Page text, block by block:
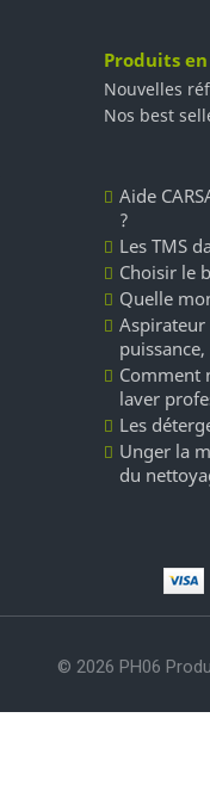
Produits
Nouvelles
Nos best
Aide
?
Les TMS
Choisir le
Quelle
Aspirateur
Comment
laver
Les
Unger la
du
© 2026 PH06